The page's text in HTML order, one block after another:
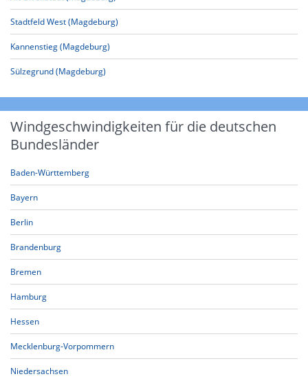
Stadtfeld West (Magdeburg)
Kannenstieg (Magdeburg)
Sülzegrund (Magdeburg)
Windgeschwindigkeiten für die deutschen
Bundesländer
Baden-Württemberg
Bayern
Berlin
Brandenburg
Bremen
Hamburg
Hessen
Mecklenburg-Vorpommern
Niedersachsen